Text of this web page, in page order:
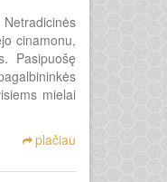
cinamonu,
Pasipuošę
mielai
plačiau